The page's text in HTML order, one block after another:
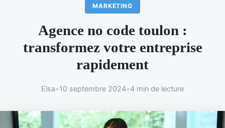
MARKETING
Agence no code toulon :
transformez votre entreprise
rapidement
Elsa•10 septembre 2024•4 min de lecture